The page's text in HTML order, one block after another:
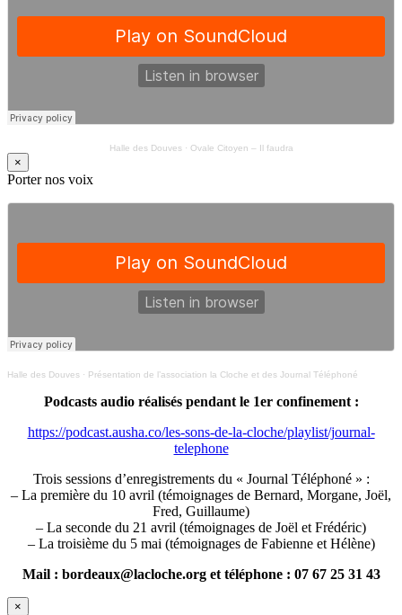
Halle des Douves· Ovale Citoyen – Il faudra
×
Porter nos voix
Halle des Douves · Présentation de l’association la Cloche et des Journal Téléphoné
Podcasts audio réalisés pendant le 1er confinement :
https://podcast.ausha.co/les-sons-de-la-cloche/playlist/journal-
telephone
Trois sessions d’enregistrements du « Journal Téléphoné » :
– La première du 10 avril (témoignages de Bernard, Morgane, Joël,
Fred, Guillaume)
– La seconde du 21 avril (témoignages de Joël et Frédéric)
– La troisième du 5 mai (témoignages de Fabienne et Hélène)
Mail : bordeaux@lacloche.org et téléphone : 07 67 25 31 43
×